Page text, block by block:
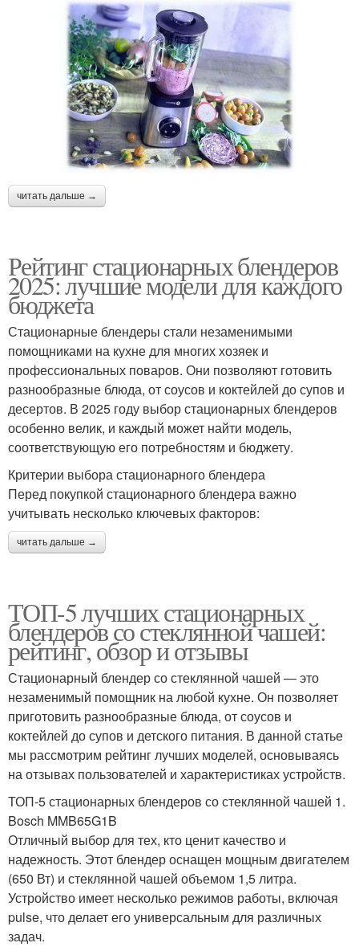
читать дальше →
Рейтинг стационарных блендеров
2025: лучшие модели для каждого
бюджета
Стационарные блендеры стали незаменимыми
помощниками на кухне для многих хозяек и
профессиональных поваров. Они позволяют готовить
разнообразные блюда, от соусов и коктейлей до супов и
десертов. В 2025 году выбор стационарных блендеров
особенно велик, и каждый может найти модель,
соответствующую его потребностям и бюджету.
Критерии выбора стационарного блендера
Перед покупкой стационарного блендера важно
учитывать несколько ключевых факторов:
читать дальше →
ТОП-5 лучших стационарных
блендеров со стеклянной чашей:
рейтинг, обзор и отзывы
Стационарный блендер со стеклянной чашей — это
незаменимый помощник на любой кухне. Он позволяет
приготовить разнообразные блюда, от соусов и
коктейлей до супов и детского питания. В данной статье
мы рассмотрим рейтинг лучших моделей, основываясь
на отзывах пользователей и характеристиках устройств.
ТОП-5 стационарных блендеров со стеклянной чашей 1.
Bosch MMB65G1B
Отличный выбор для тех, кто ценит качество и
надежность. Этот блендер оснащен мощным двигателем
(650 Вт) и стеклянной чашей объемом 1,5 литра.
Устройство имеет несколько режимов работы, включая
pulse, что делает его универсальным для различных
задач.